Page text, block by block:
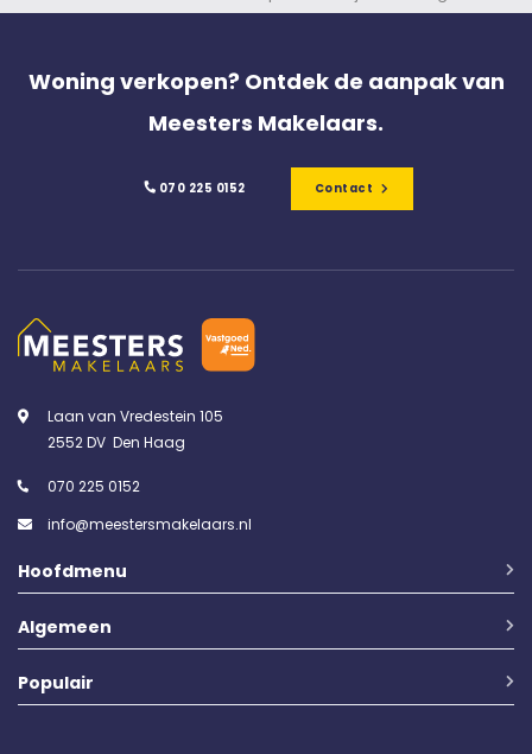
Woning verkopen? Ontdek de aanpak van
Meesters Makelaars.
070 225 0152 Contact
Laan van Vredestein 105
2552 DV Den Haag
070 225 0152
info@meestersmakelaars.nl
Hoofdmenu
Algemeen
Populair